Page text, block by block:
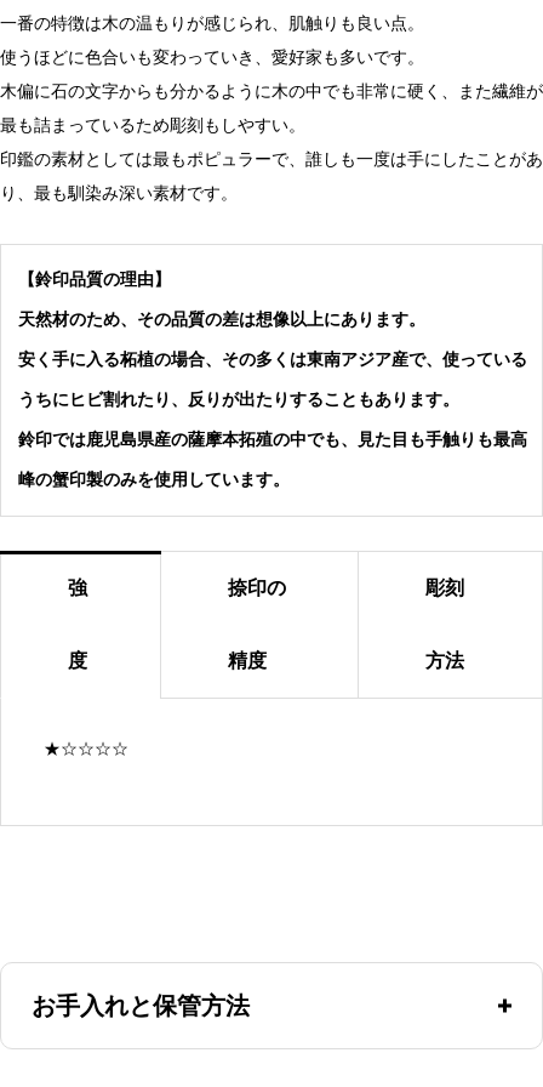
一番の特徴は木の温もりが感じられ、肌触りも良い点。
使うほどに色合いも変わっていき、愛好家も多いです。
木偏に石の文字からも分かるように木の中でも非常に硬く、また繊維が
最も詰まっているため彫刻もしやすい。
印鑑の素材としては最もポピュラーで、誰しも一度は手にしたことがあ
り、最も馴染み深い素材です。
【鈴印品質の理由】
天然材のため、その品質の差は想像以上にあります。
安く手に入る柘植の場合、その多くは東南アジア産で、使っている
うちにヒビ割れたり、反りが出たりすることもあります。
鈴印では鹿児島県産の薩摩本拓殖の中でも、見た目も手触りも最高
峰の蟹印製のみを使用しています。
強
度
捺印の
精度
彫刻
方法
★☆☆☆☆
お手入れと保管方法